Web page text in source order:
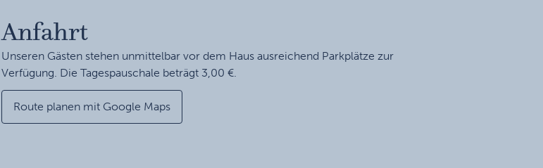
Anfahrt
Unseren Gästen stehen unmittelbar vor dem Haus ausreichend Parkplätze zur
Verfügung. Die Tagespauschale beträgt 3,00 €.
Route planen mit Google Maps